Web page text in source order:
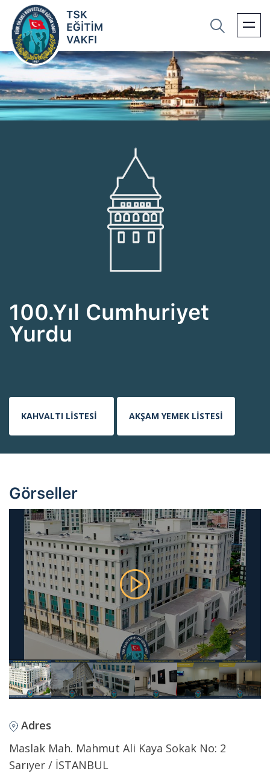
100.Yıl Cumhuriyet
Yurdu
KAHVALTI LİSTESİ AKŞAM YEMEK LİSTESİ
Görseller
Adres
Maslak Mah. Mahmut Ali Kaya Sokak No: 2
Sarıyer / İSTANBUL